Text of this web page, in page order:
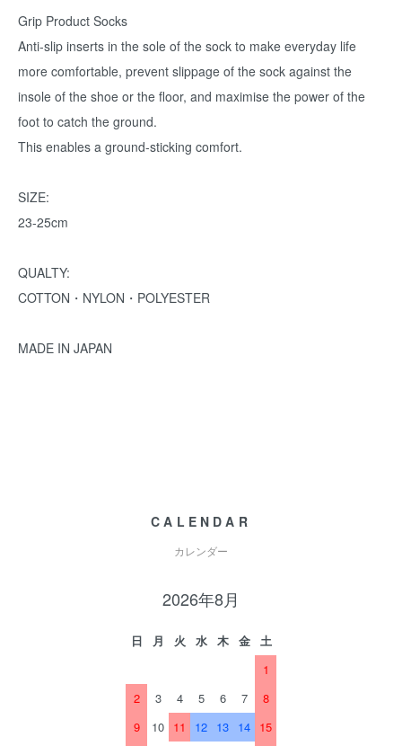
Grip Product Socks
Anti-slip inserts in the sole of the sock to make everyday life
more comfortable, prevent slippage of the sock against the
insole of the shoe or the floor, and maximise the power of the
foot to catch the ground.
This enables a ground-sticking comfort.
SIZE:
23-25cm
QUALTY:
COTTON・NYLON・POLYESTER
MADE IN JAPAN
CALENDAR
カレンダー
2026年8月
日 月 火 水 木 金
土
1
2
3 4 5 6 7
8
9
10 11 12 13 14 15